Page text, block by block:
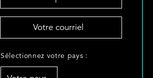
e
r
é
r
e
S
Sélectionnez votre pays :